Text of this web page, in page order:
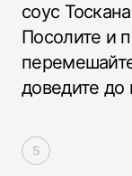
соус
Посолите и
доведите до